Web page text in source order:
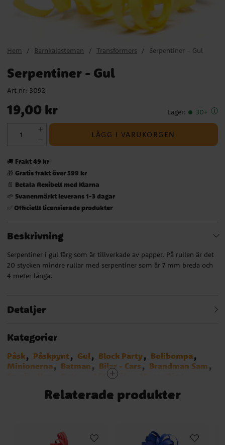
Hem Barnkalasteman Transformers Serpentiner - Gul
Serpentiner - Gul
Art nr: 3092
Pris: 19,00 kr
19,00 kr Lager: 30+
LÄGG I VARUKORGEN
🚚 Frakt 49 kr
🎁 Gratis frakt över 599 kr
📄 Betala flexibelt med Klarna
🌱 Svanenmärkt leverans 1-3 dagar
✅ Officiellt licensierade produkter
Beskrivning
Serpentiner i gul färg som är tillverkade av papper. På rullen är det
20 stycken mindre rullar med serpentiner som är 7 mm breda och
4 meter långa.
Detaljer
Kategorier
Påsk Påskpynt Gul Block Party
Bolibompa
Minionerna
Batman Bilar - Cars
Brandman Sam
LEGO City
Regnbågskalas
Blues Clues
Bing Serpentiner
Relaterade produkter